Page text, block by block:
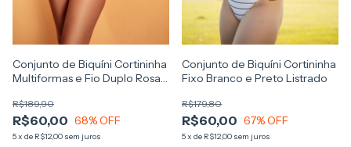
Conjunto de Biquíni Cortininha
Multiformas e Fio Duplo Rosa
R$60,00
R$189,90
68% OFF
5x de R$12,00 sem juros
Conjunto de Biquíni Cortininha
Fixo Branco e Preto Listrado
R$60,00
R$179,80
67% OFF
5x de R$12,00 sem juros